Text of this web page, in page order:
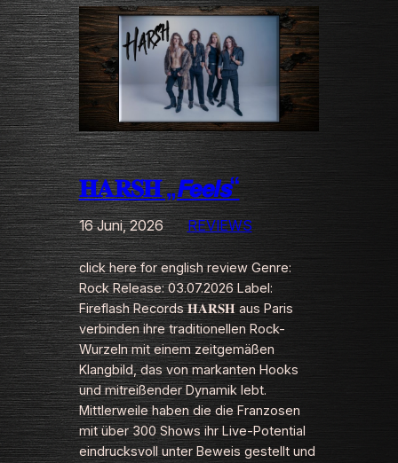
𝐇𝐀𝐑𝐒𝐇 „𝙁𝙚𝙚𝙡𝙨“
16 Juni, 2026 REVIEWS
click here for english review Genre:
Rock Release: 03.07.2026 Label:
Fireflash Records 𝐇𝐀𝐑𝐒𝐇 aus Paris
verbinden ihre traditionellen Rock-
Wurzeln mit einem zeitgemäßen
Klangbild, das von markanten Hooks
und mitreißender Dynamik lebt.
Mittlerweile haben die die Franzosen
mit über 300 Shows ihr Live-Potential
eindrucksvoll unter Beweis gestellt und